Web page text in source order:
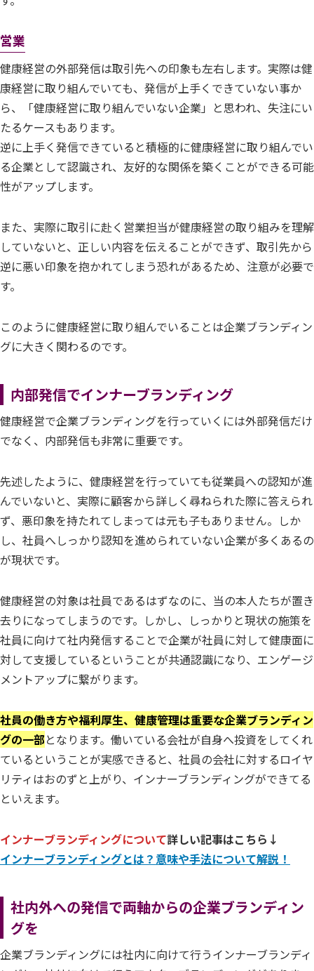
営業
健康経営の外部発信は取引先への印象も左右します。実際は健
康経営に取り組んでいても、発信が上手くできていない事か
ら、「健康経営に取り組んでいない企業」と思われ、失注にい
たるケースもあります。
逆に上手く発信できていると積極的に健康経営に取り組んでい
る企業として認識され、友好的な関係を築くことができる可能
性がアップします。
また、実際に取引に赴く営業担当が健康経営の取り組みを理解
していないと、正しい内容を伝えることができず、取引先から
逆に悪い印象を抱かれてしまう恐れがあるため、注意が必要で
す。
このように健康経営に取り組んでいることは企業ブランディン
グに大きく関わるのです。
内部発信でインナーブランディング
健康経営で企業ブランディングを行っていくには外部発信だけ
でなく、内部発信も非常に重要です。
先述したように、健康経営を行っていても従業員への認知が進
んでいないと、実際に顧客から詳しく尋ねられた際に答えられ
ず、悪印象を持たれてしまっては元も子もありません。しか
し、社員へしっかり認知を進められていない企業が多くあるの
が現状です。
健康経営の対象は社員であるはずなのに、当の本人たちが置き
去りになってしまうのです。しかし、しっかりと現状の施策を
社員に向けて社内発信することで企業が社員に対して健康面に
対して支援しているということが共通認識になり、エンゲージ
メントアップに繋がります。
社員の働き方や福利厚生、健康管理は重要な企業ブランディン
グの一部となります。働いている会社が自身へ投資をしてくれ
ているということが実感できると、社員の会社に対するロイヤ
リティはおのずと上がり、インナーブランディングができてる
といえます。
インナーブランディングについて詳しい記事はこちら↓
インナーブランディングとは？意味や手法について解説！
社内外への発信で両軸からの企業ブランディン
グを
企業ブランディングには社内に向けて行うインナーブランディ